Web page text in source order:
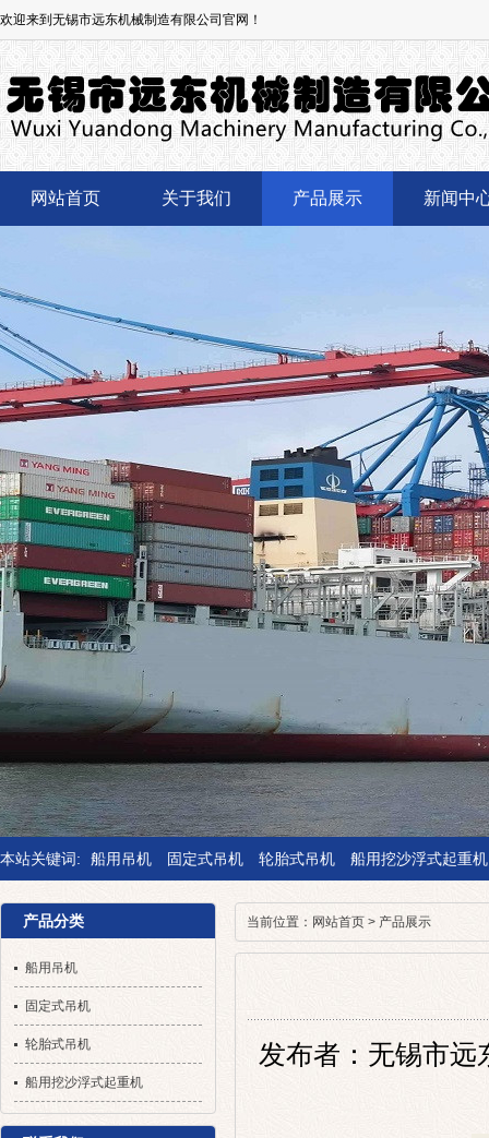
欢迎来到无锡市远东机械制造有限公司官网！
网站首页 关于我们 产品展示 新闻中
本站关键词: 船用吊机 固定式吊机 轮胎式吊机 船用挖沙浮式起重机
当前位置： 网站首页 > 产品展示
发布者：无锡市远
产品分类
船用吊机
固定式吊机
轮胎式吊机
船用挖沙浮式起重机